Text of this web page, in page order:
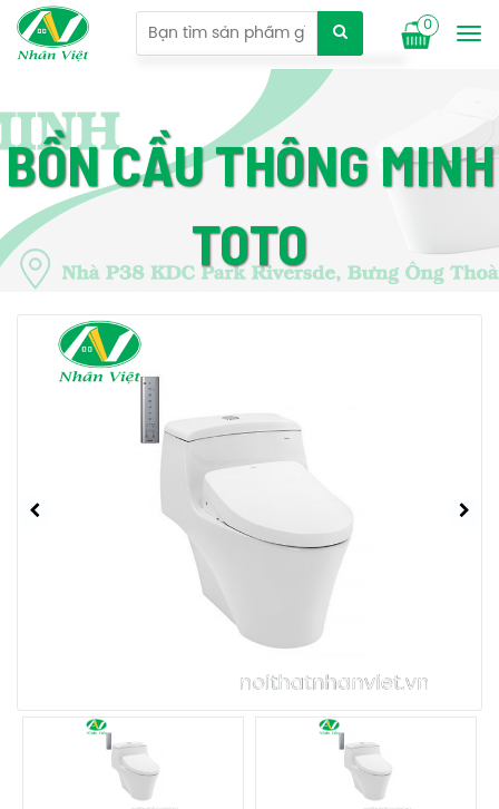
0
BỒN CẦU THÔNG MINH
TOTO